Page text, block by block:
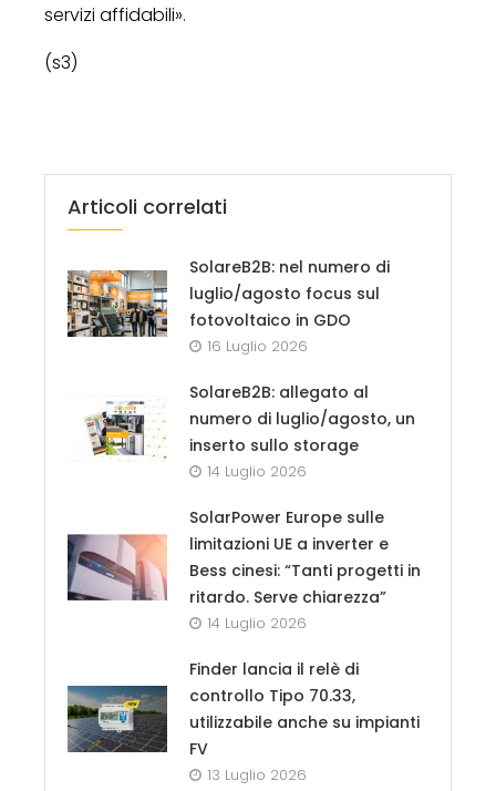
servizi affidabili».
(s3)
Articoli correlati
SolareB2B: nel numero di
luglio/agosto focus sul
fotovoltaico in GDO
16 Luglio 2026
SolareB2B: allegato al
numero di luglio/agosto, un
inserto sullo storage
14 Luglio 2026
SolarPower Europe sulle
limitazioni UE a inverter e
Bess cinesi: “Tanti progetti in
ritardo. Serve chiarezza”
14 Luglio 2026
Finder lancia il relè di
controllo Tipo 70.33,
utilizzabile anche su impianti
FV
13 Luglio 2026